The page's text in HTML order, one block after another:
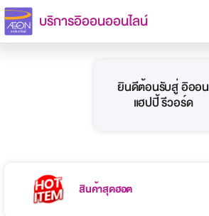
บริการอิออนออนไลน์
ยินดีต้อนรับสู่ อิออน
แฮปปี้ รีวอร์ด
สินค้าสุดฮอต